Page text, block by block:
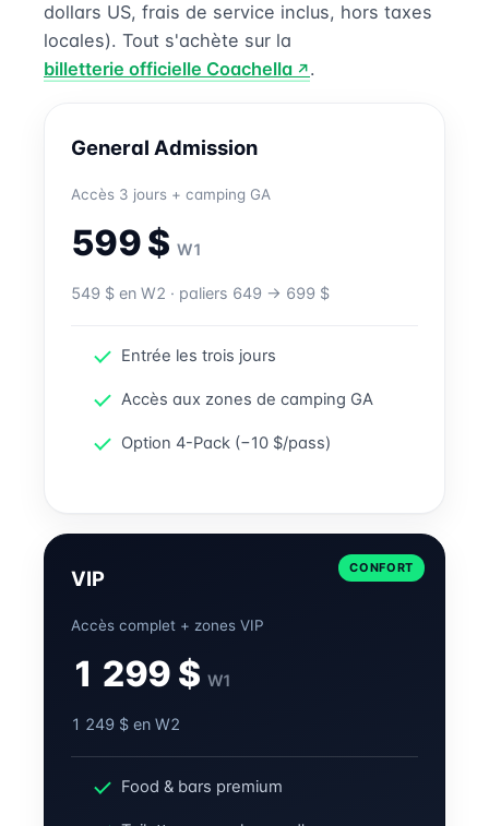
dollars US, frais de service inclus, hors taxes
locales). Tout s'achète sur la
billetterie officielle Coachella
.
General Admission
Accès 3 jours + camping GA
599 $W1
549 $ en W2 · paliers 649 → 699 $
Entrée les trois jours
Accès aux zones de camping GA
Option 4-Pack (−10 $/pass)
CONFORT
VIP
Accès complet + zones VIP
1 299 $ W1
1 249 $ en W2
Food & bars premium